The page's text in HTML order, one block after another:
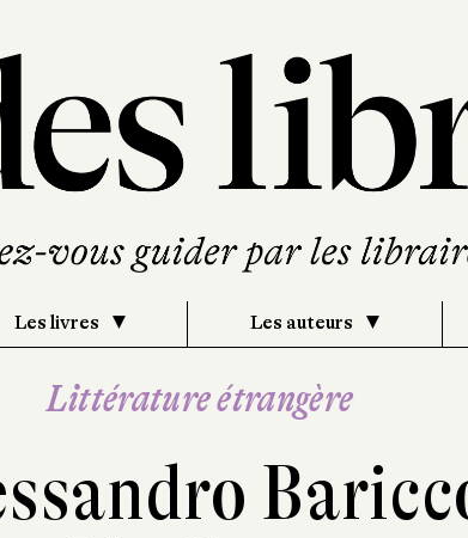
Les livres Les auteurs
Littérature étrangère